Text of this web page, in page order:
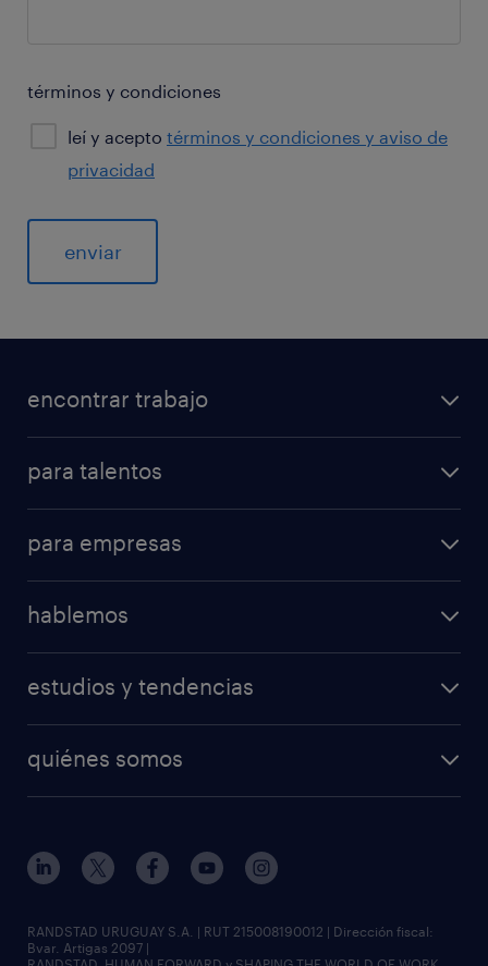
términos y condiciones
leí y acepto términos y condiciones y aviso de
privacidad
encontrar trabajo
para talentos
para empresas
hablemos
estudios y tendencias
quiénes somos
RANDSTAD URUGUAY S.A. | RUT 215008190012 | Dirección fiscal:
Bvar. Artigas 2097 |